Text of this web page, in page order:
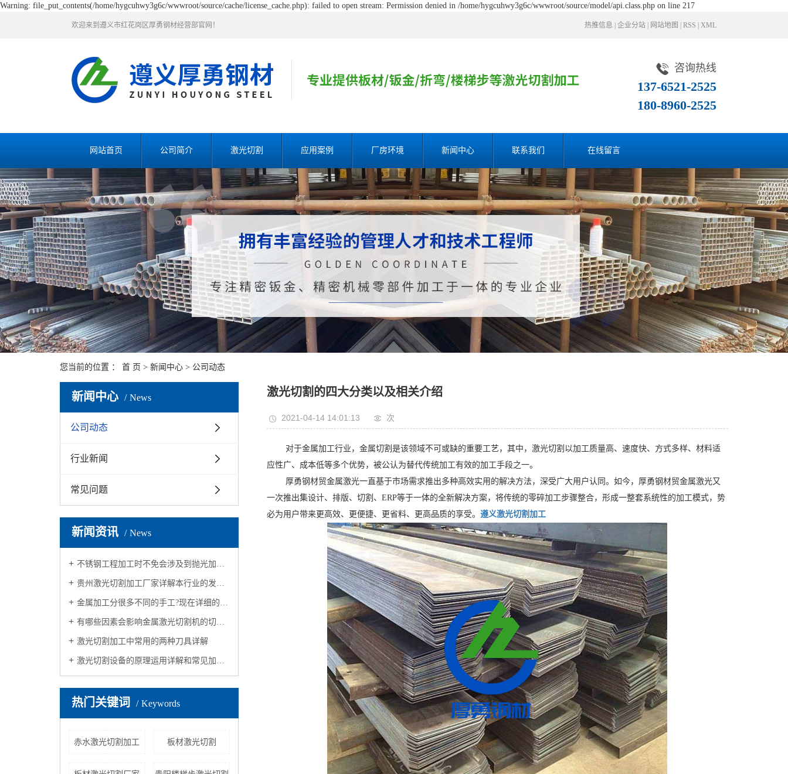
Warning: file_put_contents(/home/hygcuhwy3g6c/wwwroot/source/cache/license_cache.php): failed to open stream: Permission denied in /home/hygcuhwy3g6c/wwwroot/source/model/api.class.php on line 217
欢迎来到遵义市红花岗区厚勇钢材经营部官网！ 热推信息 企业分站 网站地图 RSS XML
咨询热线
137-6521-2525
180-8960-2525
网站首页 公司简介 激光切割 应用案例 厂房环境 新闻中心 联系我们 在线留言
您当前的位置 ： 首 页 > 新闻中心 > 公司动态
新闻中心 News
公司动态
行业新闻
常见问题
新闻资讯 News
不锈钢工程加工时不免会涉及到抛光加工，抛光质量会受哪些因素影响呢？
贵州激光切割加工厂家详解本行业的发展历程
金属加工分很多不同的手工?现在详细的分析一下不同的加工方法
有哪些因素会影响金属激光切割机的切割质量？接下来，让我们一起来认识
激光切割加工中常用的两种刀具详解
激光切割设备的原理运用详解和常见加工规格
热门关键词 Keywords
赤水激光切割加工 板材激光切割
激光切割的四大分类以及相关介绍
2021-04-14 14:01:13 次
对于金属加工行业，金属切割是该领域不可或缺的重要工艺，其中，激光切割以加工质量高、速度快、方式多样、材料适
应性广、成本低等多个优势，被公认为替代传统加工有效的加工手段之一。
厚勇钢材贸金属激光一直基于市场需求推出多种高效实用的解决方法，深受广大用户认同。如今，厚勇钢材贸金属激光又
一次推出集设计、排版、切割、ERP等于一体的全新解决方案，将传统的零碎加工步骤整合，形成一整套系统性的加工模式，势
必为用户带来更高效、更便捷、更省料、更高品质的享受。 遵义激光切割加工